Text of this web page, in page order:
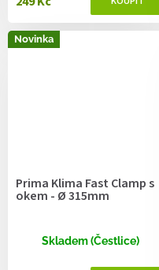
Novinka
Prima Klima Fast Clamp s
okem - Ø 315mm
Skladem (Čestlice)